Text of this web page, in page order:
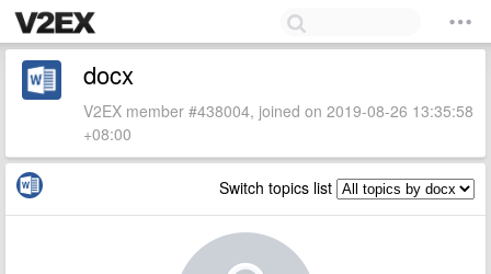
docx
V2EX member #438004, joined on 2019-08-26 13:35:58
+08:00
Switch topics list